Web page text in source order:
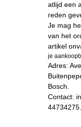
atlijd een
reden
Je mag
van het
artikel
je
Adres:
Bosch.
Contact:
44734275.